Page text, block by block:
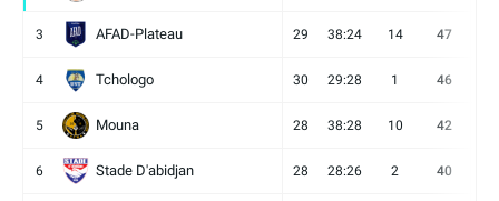
3 AFAD-Plateau 29 38:24 14 47
4 Tchologo 30 29:28 1 46
5 Mouna 28 38:28 10 42
6 Stade D'abidjan 28 28:26 2 40